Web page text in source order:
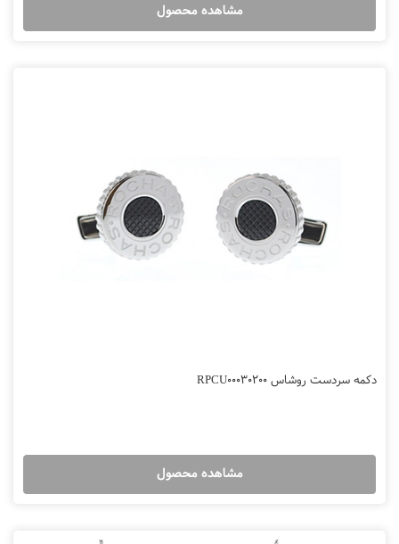
مشاهده محصول
دکمه سردست روشاس RPCU00030200
مشاهده محصول